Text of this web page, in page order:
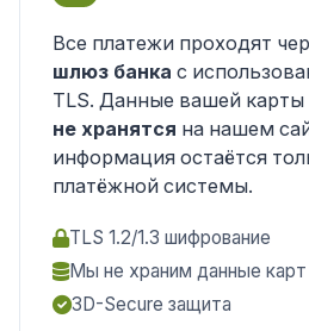
Все платежи проходят
шлюз банка с
TLS. Данные вашей карты
не хранятся на нашем
информация остаётся
платёжной системы.
TLS 1.2/1.3 шифрование
Мы не храним данные карт
3D-Secure защита